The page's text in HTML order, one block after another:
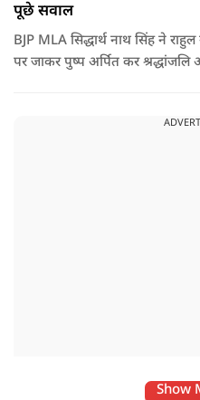
पूछे सवाल
BJP MLA सिद्धार्थ नाथ सिंह ने
पर जाकर पुष्प अर्पित कर श्रद्धांजलि
Show